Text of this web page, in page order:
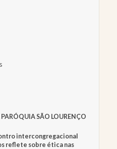
SÃO LOURENÇO
intercongregacional
reflete sobre ética nas